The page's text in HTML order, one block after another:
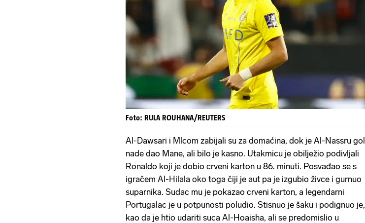
Foto: RULA ROUHANA/REUTERS
Al-Dawsari i Mlcom zabijali su za domaćina, dok je Al-Nassru gol
nade dao Mane, ali bilo je kasno. Utakmicu je obilježio podivljali
Ronaldo koji je dobio crveni karton u 86. minuti. Posvađao se s
igračem Al-Hilala oko toga čiji je aut pa je izgubio živce i gurnuo
suparnika. Sudac mu je pokazao crveni karton, a legendarni
Portugalac je u potpunosti poludio. Stisnuo je šaku i podignuo je,
kao da je htio udariti suca Al-Hoaisha, ali se predomislio u